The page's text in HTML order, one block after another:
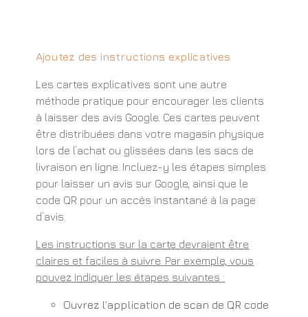
Ajoutez des instructions explicatives
Les cartes explicatives sont une autre
méthode pratique pour encourager les clients
à laisser des avis Google. Ces cartes peuvent
être distribuées dans votre magasin physique
lors de l’achat ou glissées dans les sacs de
livraison en ligne. Incluez-y les étapes simples
pour laisser un avis sur Google, ainsi que le
code QR pour un accès instantané à la page
d’avis.
Les instructions sur la carte devraient être
claires et faciles à suivre. Par exemple, vous
pouvez indiquer les étapes suivantes :
Ouvrez l’application de scan de QR code